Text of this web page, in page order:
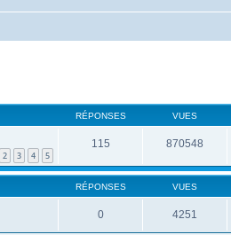
RÉPONSES VUES
2 3 4 5
115 870548
RÉPONSES VUES
0 4251